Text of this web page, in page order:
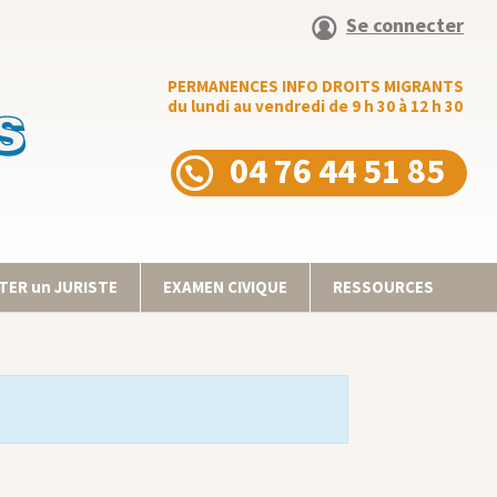
Se connecter
PERMANENCES INFO DROITS MIGRANTS
du lundi au vendredi de 9 h 30 à 12 h 30
04 76 44 51 85
un JURISTE EXAMEN CIVIQUE RESSOURCES